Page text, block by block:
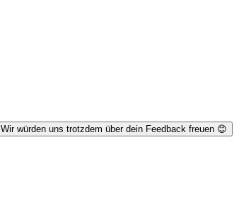
Wir würden uns trotzdem über dein Feedback freuen 😊